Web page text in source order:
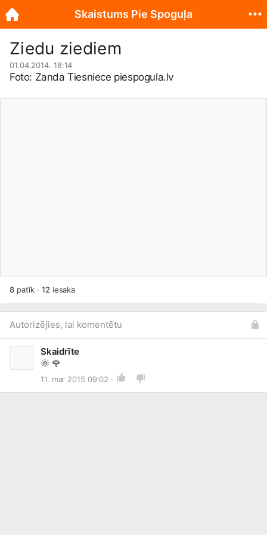
Ziedu ziediem
01.04.2014. 18:14
Foto: Zanda Tiesniece piespogula.lv
8patīk ·12 iesaka
Autorizējies, lai komentētu
Skaidrīte
🌞 🌹
11. mar 2015 09:02 ·
Skaistums Pie Spoguļa